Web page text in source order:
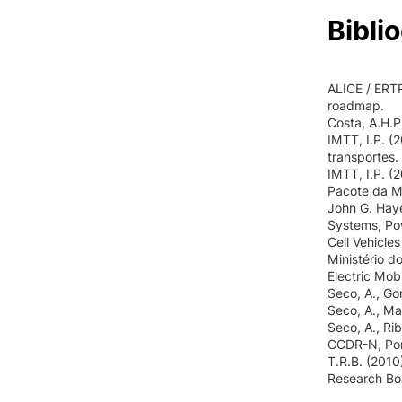
ALICE /
roadmap.
Costa,
IMTT, I.P.
transportes.
IMTT, I.P.
Pacote da
John G.
Systems,
Cell
Ministério
Electric
Seco, A.,
Seco, A.,
Seco, A.,
CCDR-N,
T.R.B.
Research